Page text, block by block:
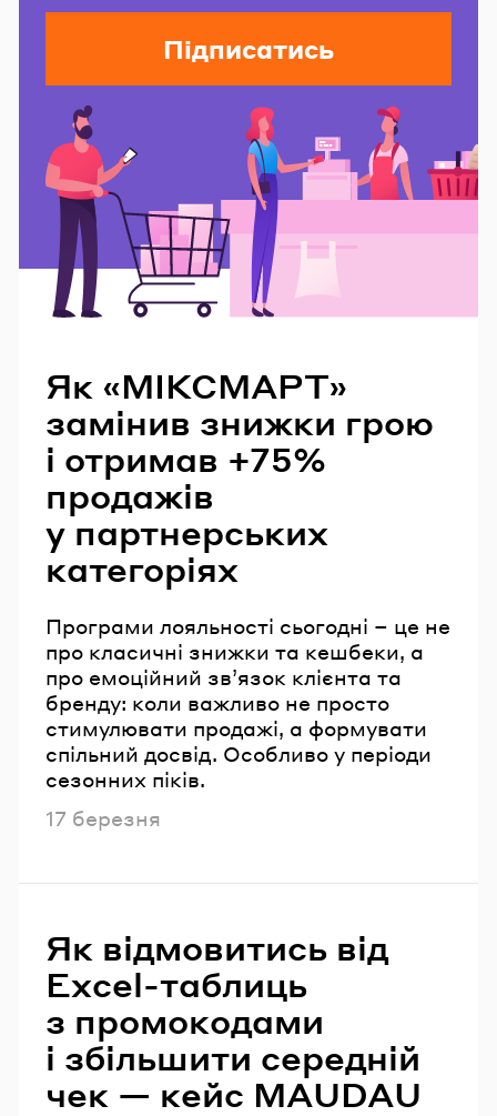
Підписатись
Як «МІКСМАРТ»
замінив знижки грою
і отримав +75%
продажів
у партнерських
категоріях
Програми лояльності сьогодні – це не
про класичні знижки та кешбеки, а
про емоційний зв’язок клієнта та
бренду: коли важливо не просто
стимулювати продажі, а формувати
спільний досвід. Особливо у періоди
сезонних піків.
Опубліковано
17 березня
Як відмовитись від
Excel-таблиць
з промокодами
і збільшити середній
чек — кейс MAUDAU